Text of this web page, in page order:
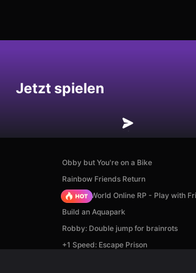
Jetzt spielen
Obby but You're on a Bike
Rainbow Friends Return
Sprunki World Online RP - Play with
Build an Aquapark
Robby: Double jump for brainrots
+1 Speed: Escape Prison